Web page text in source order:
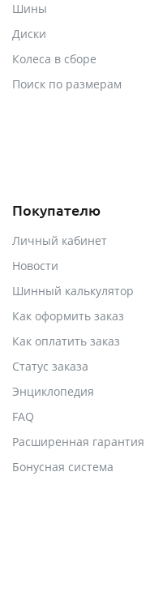
Шины
Диски
Колеса в сборе
Поиск по размерам
Покупателю
Личный кабинет
Новости
Шинный калькулятор
Как оформить заказ
Как оплатить заказ
Статус заказа
Энциклопедия
FAQ
Расширенная гарантия
Бонусная система